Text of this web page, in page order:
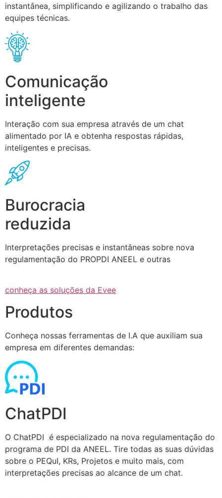
instantânea, simplificando e agilizando o trabalho das
equipes técnicas.
Comunicação
inteligente
Interação com sua empresa através de um chat
alimentado por IA e obtenha respostas rápidas,
inteligentes e precisas.
Burocracia
reduzida
Interpretações precisas e instantâneas sobre nova
regulamentação do PROPDI ANEEL e outras
conheça as soluções da Evee
Produtos
Conheça nossas ferramentas de I.A que auxiliam sua
empresa em diferentes demandas:
ChatPDI
O ChatPDI é especializado na nova regulamentação do
programa de PDI da ANEEL. Tire todas as suas dúvidas
sobre o PEQuI, KRs, Projetos e muito mais, com
interpretações precisas ao alcance de um chat.